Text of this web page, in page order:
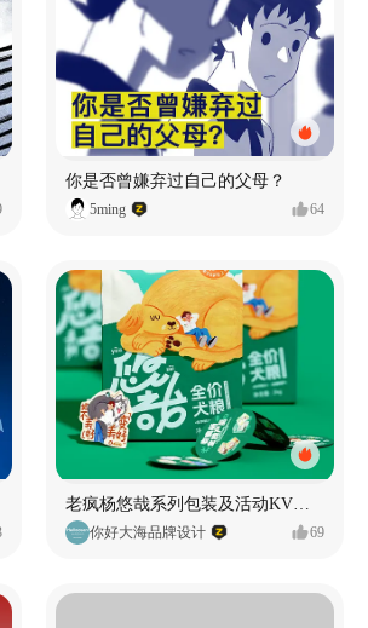
你是否曾嫌弃过自己的父母？
5ming 64
你好大海品牌设计 69